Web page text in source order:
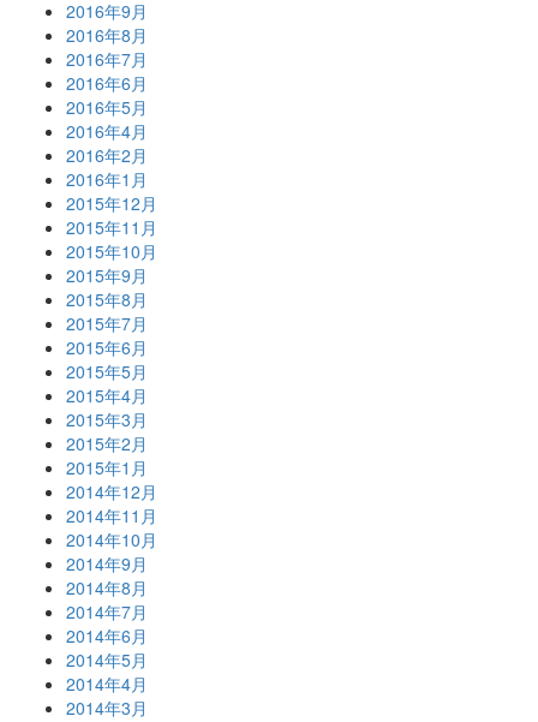
2016年9月
2016年8月
2016年7月
2016年6月
2016年5月
2016年4月
2016年2月
2016年1月
2015年12月
2015年11月
2015年10月
2015年9月
2015年8月
2015年7月
2015年6月
2015年5月
2015年4月
2015年3月
2015年2月
2015年1月
2014年12月
2014年11月
2014年10月
2014年9月
2014年8月
2014年7月
2014年6月
2014年5月
2014年4月
2014年3月